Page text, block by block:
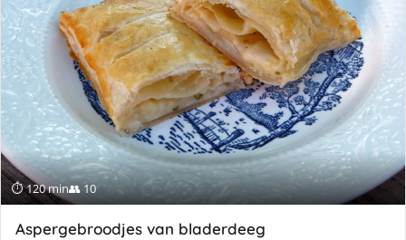
⏱ 120 min👥 10
Aspergebroodjes van bladerdeeg